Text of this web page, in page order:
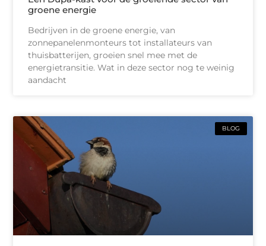
groene energie
Bedrijven in de groene energie, van
zonnepanelenmonteurs tot installateurs van
thuisbatterijen, groeien snel mee met de
energietransitie. Wat in deze sector nog te weinig
aandacht
BLOG